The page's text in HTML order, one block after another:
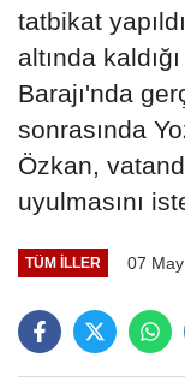
tatbikat
altında
Barajı'nda
sonrasında
Özkan,
uyulmasını
TÜM İLLER 07